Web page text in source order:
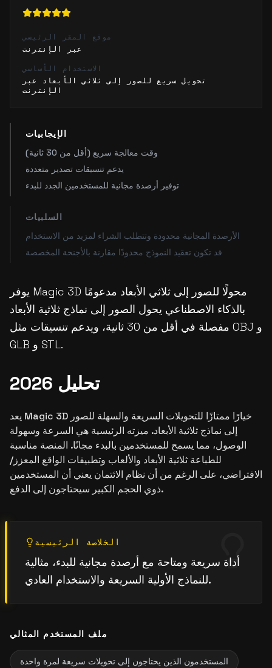
موقع المقر الرئيسي
عبر الإنترنت
الاستخدام الأساسي
تحويل سريع للصور إلى ثلاثي الأبعاد عبر
الإنترنت
الإيجابيات
وقت معالجة سريع (أقل من 30 ثانية)
يدعم تنسيقات تصدير متعددة
توفير أرصدة مجانية للمستخدمين الجدد للبدء
السلبيات
الأرصدة المجانية محدودة وتتطلب الشراء لمزيد من الاستخدام
قد تكون تعقيد النموذج محدودًا مقارنة بالأجنحة المخصصة
يوفر Magic 3D محولًا للصور إلى ثلاثي الأبعاد مدعومًا
بالذكاء الاصطناعي يحول الصور إلى نماذج ثلاثية الأبعاد
مفصلة في أقل من 30 ثانية، ويدعم تنسيقات مثل OBJ و
GLB و STL.
تحليل 2026
يعد Magic 3D خيارًا ممتازًا للتحويلات السريعة والسهلة للصور
إلى نماذج ثلاثية الأبعاد. ميزته الرئيسية هي السرعة وسهولة
الوصول، مما يسمح للمستخدمين بالبدء مجانًا. المنصة مناسبة
للطباعة ثلاثية الأبعاد والألعاب وتطبيقات الواقع المعزز/
الافتراضي، على الرغم من أن نظام الائتمان يعني أن المستخدمين
ذوي الحجم الكبير سيحتاجون إلى الدفع.
الخلاصة الرئيسية
أداة سريعة ومتاحة مع أرصدة مجانية للبدء، مثالية
للنماذج الأولية السريعة والاستخدام العادي.
ملف المستخدم المثالي
المستخدمون الذين يحتاجون إلى تحويلات سريعة لمرة واحدة